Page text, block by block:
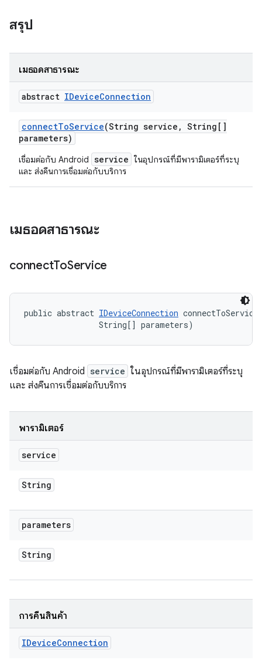
สรุป
เมธอดสาธารณะ
abstract IDeviceConnection
connectToService(String service , String[]
parameters)
เชื่อมต่อกับ Android service ในอุปกรณ์ที่มีพารามิเตอร์ที่ระบุ
และ ส่งคืนการเชื่อมต่อกับบริการ
เมธอดสาธารณะ
connectToService
public abstract IDeviceConnection
                String[] parameters)
เชื่อมต่อกับ Android service ในอุปกรณ์ที่มีพารามิเตอร์ที่ระบุ
และ ส่งคืนการเชื่อมต่อกับบริการ
พารามิเตอร์
service
String
parameters
String
การคืนสินค้า
IDeviceConnection